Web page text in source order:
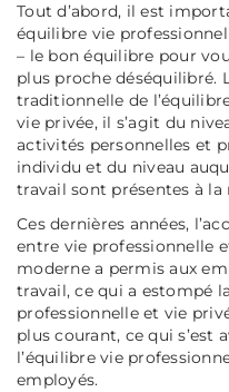
Tout d’abord, il est
équilibre vie
– le bon équilibre pour
plus proche déséquilibré.
traditionnelle de
vie privée, il s’agit du
activités personnelles et
individu et du niveau
travail sont présentes à la
Ces dernières années,
entre vie professionnelle
moderne a permis aux
travail, ce qui a estompé
professionnelle et vie
plus courant, ce qui
l’équilibre vie
employés.